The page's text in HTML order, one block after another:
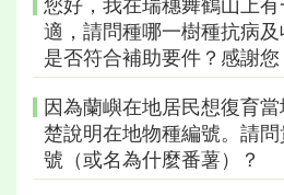
您好，我在瑞穗舞鶴山上
適，請問種哪一樹種抗病
是否符合補助要件？感謝您
因為蘭嶼在地居民想復育
楚說明在地物種編號。請
號（或名為什麼番薯）？